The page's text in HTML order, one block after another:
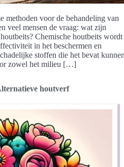
methoden voor de behandeling van
veel mensen de vraag: wat zijn
Chemische houtbeits wordt
in het beschermen en
stoffen die het bevat
zowel het milieu […]
houtverf